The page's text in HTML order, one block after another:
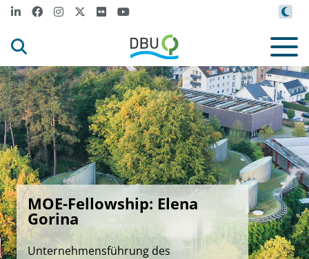
MOE-Fellowship: Elena
Gorina
Unternehmensführung des